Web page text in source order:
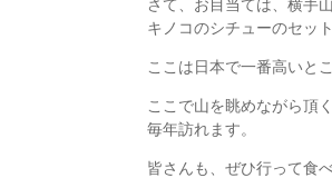
さて、お目当ては、横手
キノコのシチューのセッ
ここは日本で一番高いと
ここで山を眺めながら頂
毎年訪れます。
皆さんも、ぜひ行って食